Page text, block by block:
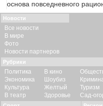
основа повседневного
Новости
Все новости
В мире
Фото
Новости партнеров
Рубрики
Политика
Экономика
Культура
В театр
В кино
Шоубиз
Желтый
Здоровье
Туризм
Сад-